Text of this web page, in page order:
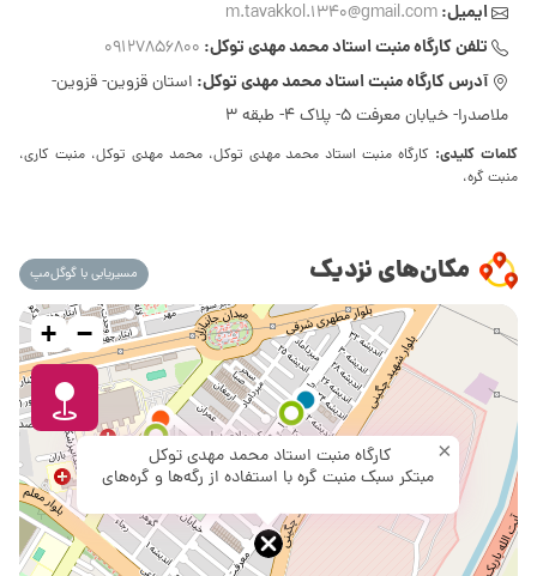
ایمیل:m.tavakkol.1340@gmail.com
تلفن کارگاه منبت استاد محمد مهدی توکل: 09127856800
آدرس کارگاه منبت استاد محمد مهدی توکل: استان قزوین- قزوین-
ملاصدرا- خیابان معرفت 5- پلاک 4- طبقه 3
کلمات کلیدی: کارگاه منبت استاد محمد مهدی توکل، محمد مهدی توکل، منبت کاری،
منبت گره،
مکان‌های نزدیک مسیریابی با گوگل‌مپ
کارگاه منبت استاد محمد مهدی توکل
مبتکر سبک منبت گره با استفاده از رگه‌ها و گره‌های
×
+ −